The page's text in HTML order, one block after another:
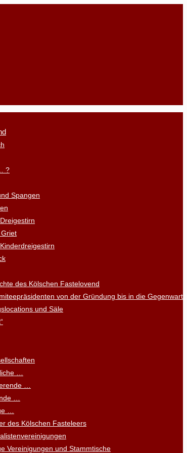
?
Spangen
des Kölschen Fastelovend
von der Gründung bis in die Gegenwart
und Säle
…
…
…
…
des Kölschen Fasteleers
Vereinigungen und Stammtische